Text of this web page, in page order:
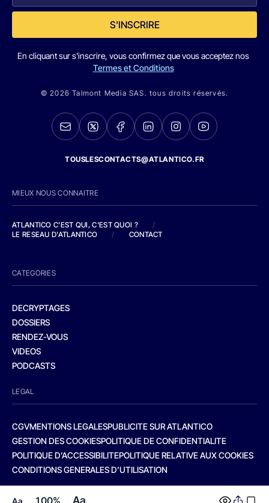
Aa 100% Aa
S'INSCRIRE
En cliquant sur s'inscrire, vous confirmez que vous acceptez nos
Termes et Conditions
© 2026 Talmont Media SAS. tous droits réservés.
TOUSLESCONTACTS@ATLANTICO.FR
MIEUX NOUS CONNAITRE
ATLANTICO C'EST QUI, C'EST QUOI ?
/
LE RESEAU D'ATLANTICO
/ CONTACT
CATEGORIES
DECRYPTAGES
DOSSIERS
RENDEZ-VOUS
VIDEOS
PODCASTS
LEGAL
CGVMENTIONS LEGALESPUBLICITE SUR ATLANTICO
GESTION DES COOKIESPOLITIQUE DE CONFIDENTIALITE
POLITIQUE D’ACCESSIBILITEPOLITIQUE RELATIVE AUX COOKIES
CONDITIONS GENERALES D’UTILISATION